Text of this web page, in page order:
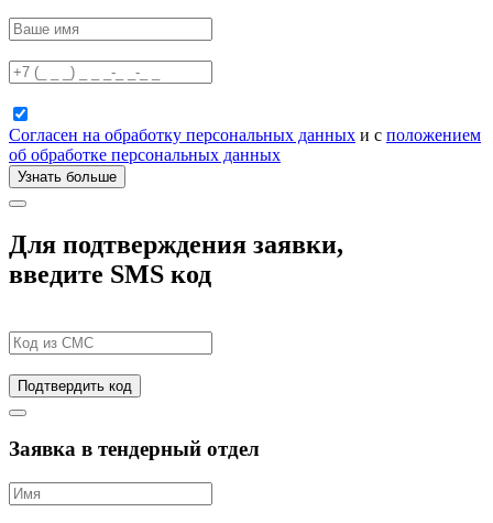
Согласен на обработку персональных данных и с положением
об обработке персональных данных
Узнать больше
Для подтверждения заявки,
введите SMS код
Подтвердить код
Заявка в тендерный отдел